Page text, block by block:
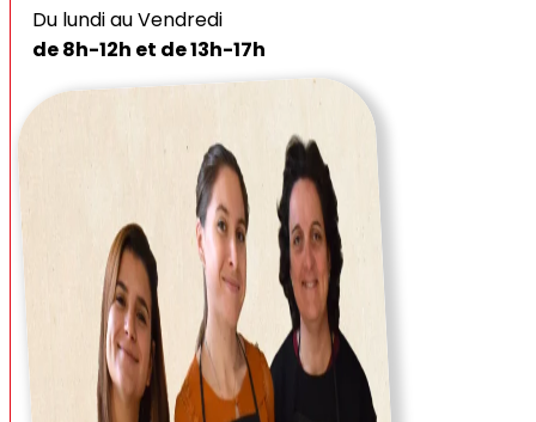
Du lundi au Vendredi
de 8h-12h et de 13h-17h